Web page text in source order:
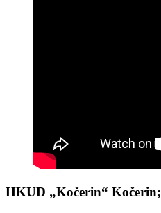
HKUD „Kočerin“ Kočerin;